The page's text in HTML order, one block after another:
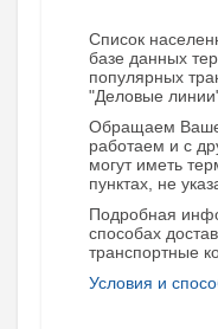
Список
базе данных
популярных
"Деловые
Обращаем Ваше
работаем и с
могут иметь
пунктах, не
Подробная
способах
транспортные
Условия и